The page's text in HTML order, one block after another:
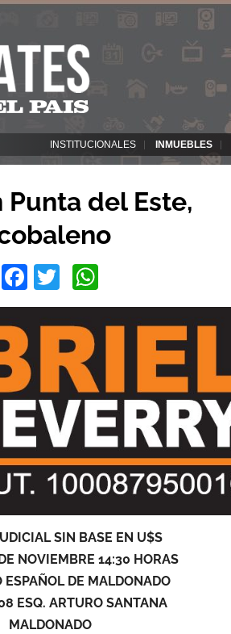
INSTITUCIONALES INMUEBLES
del Este,
Facebook
Twitter
SIN BASE EN U$S
NOVIEMBRE 14:30 HORAS
ESPAÑOL DE MALDONADO
ESQ. ARTURO SANTANA
MALDONADO